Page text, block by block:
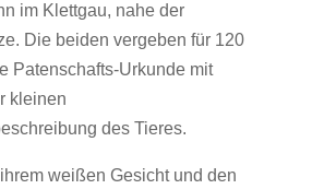
im Klettgau, nahe der
Die beiden vergeben für 120
Patenschafts-Urkunde mit
kleinen
des Tieres.
weißen Gesicht und den